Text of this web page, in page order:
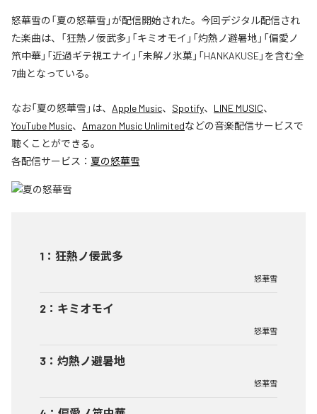
怒華雪の「夏の怒華雪」が配信開始された。今回デジタル配信され
た楽曲は、「狂熱ノ佞武多」「キミオモイ」「灼熱ノ避暑地」「偏愛ノ
笊中華」「近過ギテ視エナイ」「未解ノ氷菓」「HANKAKUSE」を含む全
7曲となっている。
なお「夏の怒華雪 」は、 Apple Music、 Spotify、 LINE MUSIC、
YouTube Music、 Amazon Music Unlimitedなどの音楽配信サービスで
聴くことができる。
各配信サービス： 夏の怒華雪
1 ： 狂熱ノ佞武多
怒華雪
2 ： キミオモイ
怒華雪
3 ： 灼熱ノ避暑地
怒華雪